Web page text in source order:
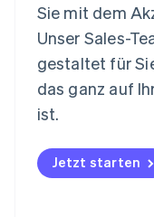
Sie mit dem
Unser Sales-
gestaltet für
das ganz auf
ist.
Jetzt starten
Neuseeland
English
Niederlande
Norwegen
DeutschEnglish
Polen